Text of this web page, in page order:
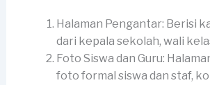
Halaman Pengantar: Berisi
dari kepala sekolah, wali
Foto Siswa dan Guru:
foto formal siswa dan staf,